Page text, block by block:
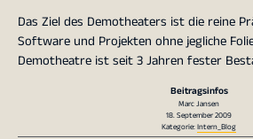
Das Ziel des Demotheaters ist die reine
Software und Projekten ohne jegliche
Demotheatre ist seit 3 Jahren fester
Beitragsinfos
Marc Jansen
18. September 2009
Kategorie:Intern_Blog